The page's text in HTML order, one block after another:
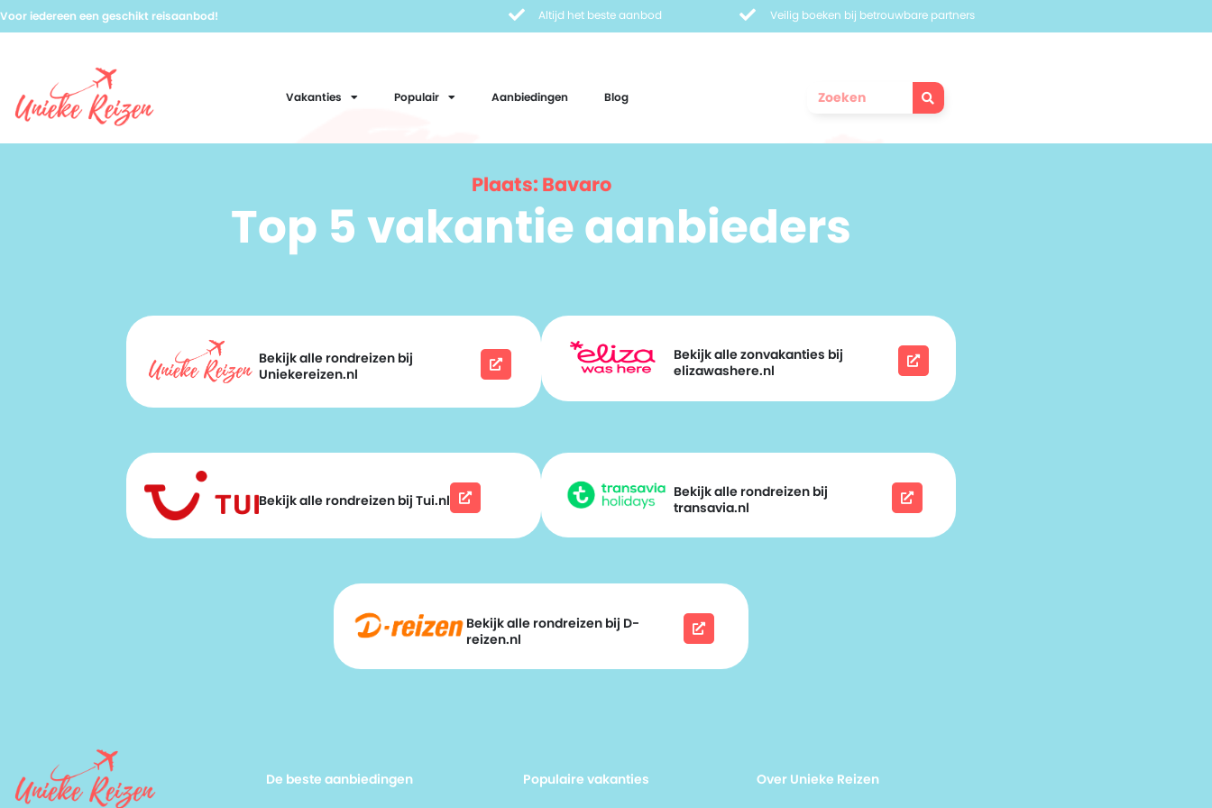
Voor iedereen een geschikt reisaanbod! Altijd het beste aanbod Veilig boeken bij betrouwbare partners
Vakanties Populair Aanbiedingen Blog
Plaats: Bavaro
Top 5 vakantie aanbieders
Bekijk alle rondreizen bij
Uniekereizen.nl
Bekijk alle zonvakanties bij
elizawashere.nl
Bekijk alle rondreizen bij Tui.nl
Bekijk alle rondreizen bij
transavia.nl
Bekijk alle rondreizen bij D-
reizen.nl
De beste aanbiedingen Populaire vakanties Over Unieke Reizen